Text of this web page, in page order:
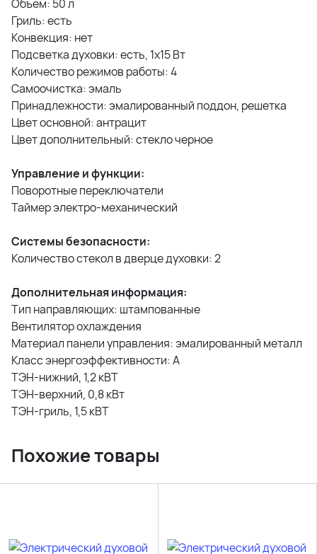
Объем: 50 л
Гриль: есть
Конвекция: нет
Подсветка духовки: есть, 1х15 Вт
Количество режимов работы: 4
Самоочистка: эмаль
Принадлежности: эмалированный поддон, решетка
Цвет основной: антрацит
Цвет дополнительный: стекло черное
Управление и функции:
Поворотные переключатели
Таймер электро-механический
Системы безопасности:
Количество стекол в дверце духовки: 2
Дополнительная информация:
Тип направляющих: штампованные
Вентилятор охлаждения
Материал панели управления: эмалированный металл
Класс энергоэффективности: А
ТЭН-нижний, 1,2 кВТ
ТЭН-верхний, 0,8 кВт
ТЭН-гриль, 1,5 кВТ
Похожие товары